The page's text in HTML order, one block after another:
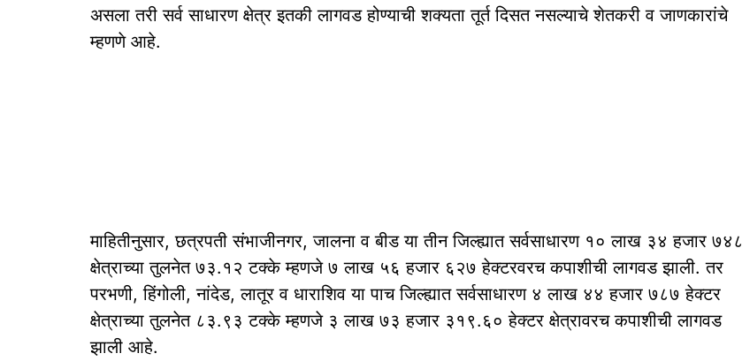
असला तरी सर्व साधारण क्षेत्र इतकी लागवड होण्याची शक्यता तूर्त दिसत नसल्याचे शेतकरी व जाणकारांचे
म्हणणे आहे.
माहितीनुसार, छत्रपती संभाजीनगर, जालना व बीड या तीन जिल्ह्यात सर्वसाधारण १० लाख ३४ हजार ७४८
क्षेत्राच्या तुलनेत ७३.१२ टक्के म्हणजे ७ लाख ५६ हजार ६२७ हेक्टरवरच कपाशीची लागवड झाली. तर
परभणी, हिंगोली, नांदेड, लातूर व धाराशिव या पाच जिल्ह्यात सर्वसाधारण ४ लाख ४४ हजार ७८७ हेक्टर
क्षेत्राच्या तुलनेत ८३.९३ टक्के म्हणजे ३ लाख ७३ हजार ३१९.६० हेक्टर क्षेत्रावरच कपाशीची लागवड
झाली आहे.